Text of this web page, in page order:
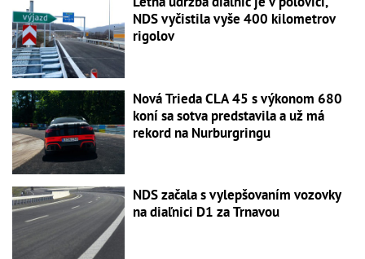
NDS vyčistila vyše 400 kilometrov
rigolov
Nová Trieda CLA 45 s výkonom 680
koní sa sotva predstavila a už má
rekord na Nurburgringu
NDS začala s vylepšovaním vozovky
na diaľnici D1 za Trnavou